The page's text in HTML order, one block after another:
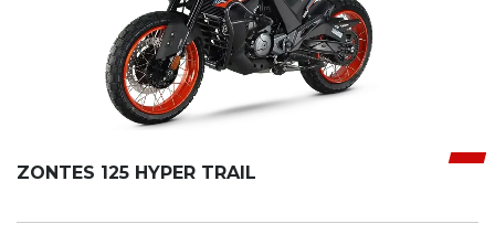
ZONTES 125 HYPER TRAIL